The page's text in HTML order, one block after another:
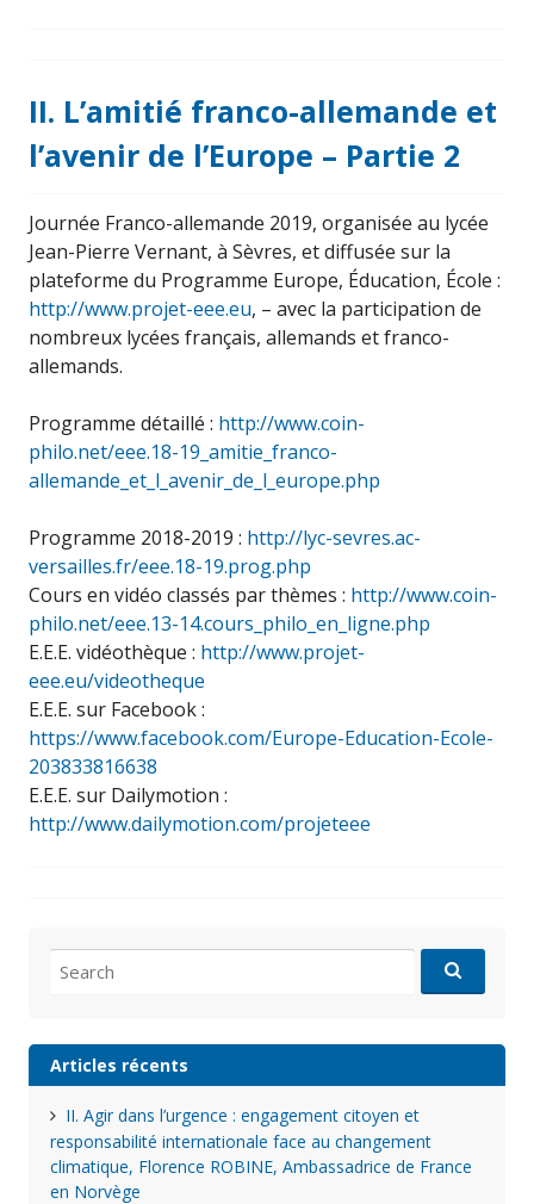
II. L’amitié franco-allemande et
l’avenir de l’Europe – Partie 2
Journée Franco-allemande 2019, organisée au lycée
Jean-Pierre Vernant, à Sèvres, et diffusée sur la
plateforme du Programme Europe, Éducation, École :
http://www.projet-eee.eu, – avec la participation de
nombreux lycées français, allemands et franco-
allemands.
Programme détaillé : http://www.coin-
philo.net/eee.18-19_amitie_franco-
allemande_et_l_avenir_de_l_europe.php
Programme 2018-2019 : http://lyc-sevres.ac-
versailles.fr/eee.18-19.prog.php
Cours en vidéo classés par thèmes : http://www.coin-
philo.net/eee.13-14.cours_philo_en_ligne.php
E.E.E. vidéothèque : http://www.projet-
eee.eu/videotheque
E.E.E. sur Facebook :
https://www.facebook.com/Europe-Education-Ecole-
203833816638
E.E.E. sur Dailymotion :
http://www.dailymotion.com/projeteee
for:
Articles récents
II. Agir dans l’urgence : engagement citoyen et
responsabilité internationale face au changement
climatique, Florence ROBINE, Ambassadrice de France
en Norvège